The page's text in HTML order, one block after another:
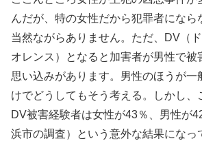
んだが、特の女性だから犯罪者になら
当然ながらありません。ただ、DV（
オレンス）となると加害者が男性で被
思い込みがあります。男性のほうが一
けでどうしてもそう考える。しかし、
DV被害経験者は女性が43％、男性が
浜市の調査）という意外な結果になっ